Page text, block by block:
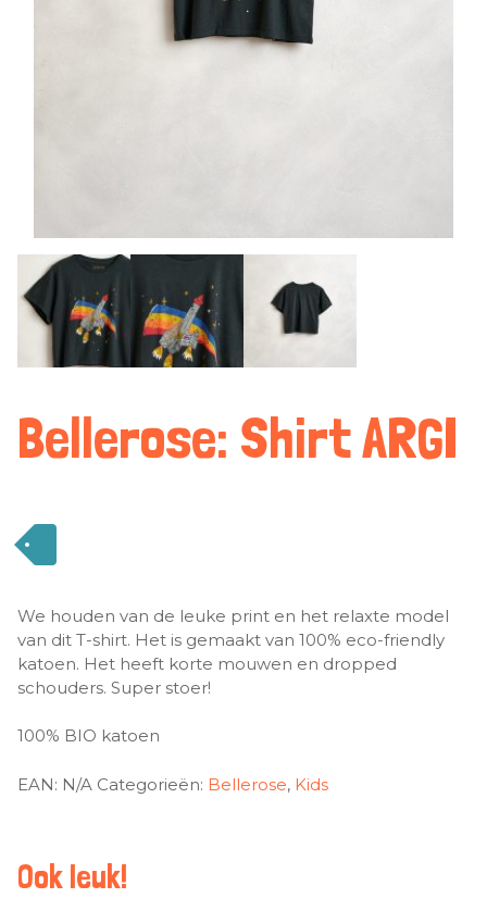
Bellerose: Shirt ARGI
We houden van de leuke print en het relaxte model
van dit T-shirt. Het is gemaakt van 100% eco-friendly
katoen. Het heeft korte mouwen en dropped
schouders. Super stoer!
100% BIO katoen
EAN: N/A Categorieën: Bellerose, Kids
Ook leuk!